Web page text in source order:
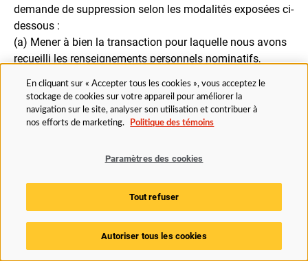
demande de suppression selon les modalités exposées ci-
dessous :
(a) Mener à bien la transaction pour laquelle nous avons
recueilli les renseignements personnels nominatifs,
prendre les mesures normalement prévues dans le cadre
de notre relation commerciale en cours avec vous ou
encore honorer notre contrat avec vous.
activités malveillantes, trompeuses, frauduleuses ou
(c) Déboguer les produits afin d’identifier et de réparer les
(d) Permettre uniquement les utilisations internes qui sont
raisonnablement conformes aux attentes des clients,
En cliquant sur « Accepter tous les cookies », vous acceptez le
stockage de cookies sur votre appareil pour améliorer la
navigation sur le site, analyser son utilisation et contribuer à
nos efforts de marketing.
Politique des témoins
Paramètres des cookies
Tout refuser
Autoriser tous les cookies